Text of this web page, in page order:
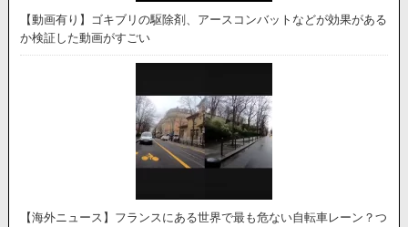
【動画有り】ゴキブリの駆除剤、アースコンバットなどが効果がある
か検証した動画がすごい
【海外ニュース】フランスにある世界で最も危ない自転車レーン？つ